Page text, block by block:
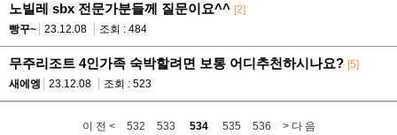
노빌레 sbx 전문가분들께 질문이요^^ [2]
빵꾸~
23.12.08 조회 : 484
무주리조트 4인가족 숙박할려면 보통 어디추천하시나요? [5]
새에엥
23.12.08 조회 : 523
이 전 < 532 533 534 535 536 > 다 음